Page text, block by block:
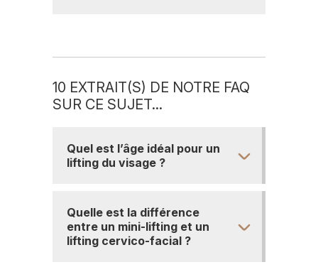
10 EXTRAIT(S) DE NOTRE FAQ
SUR CE SUJET...
Quel est l’âge idéal pour un
lifting du visage ?
Quelle est la différence
entre un mini-lifting et un
lifting cervico-facial ?